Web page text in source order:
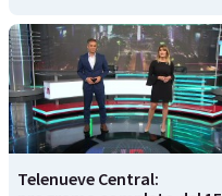
Telenueve Central: